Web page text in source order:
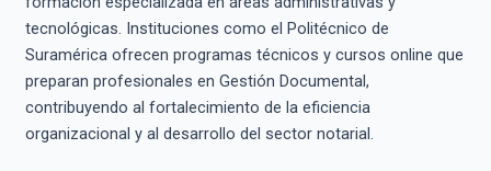
tecnológicas. Instituciones como el Politécnico de
Suramérica ofrecen programas técnicos y cursos online que
preparan profesionales en Gestión Documental,
contribuyendo al fortalecimiento de la eficiencia
organizacional y al desarrollo del sector notarial.